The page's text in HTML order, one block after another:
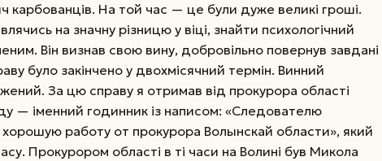
карбованців. На той час — це були дуже великі гроші.
на значну різницю у віці, знайти психологічний
Він визнав свою вину, добровільно повернув завдані
було закінчено у двохмісячний термін. Винний
За цю справу я отримав від прокурора області
— іменний годинник із написом: «Следователю
хорошую работу от прокурора Волынскай области», який
Прокурором області в ті часи на Волині був Микола